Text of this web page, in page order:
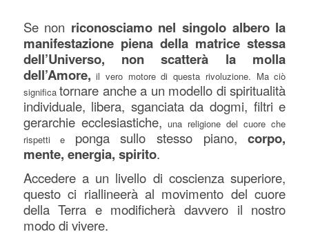
Se non riconosciamo nel singolo albero la
manifestazione piena della matrice stessa
dell’Universo, non scatterà la molla
dell’Amore, il vero motore di questa rivoluzione. Ma ciò
significatornare anche a un modello di spiritualità
individuale, libera, sganciata da dogmi, filtri e
gerarchie ecclesiastiche, una religione del cuore che
rispetti e ponga sullo stesso piano,corpo,
mente, energia, spirito.
Accedere a un livello di coscienza superiore,
questo ci riallineerà al movimento del cuore
della Terra e modificherà davvero il nostro
modo di vivere.